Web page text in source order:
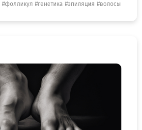
фолликул генетика эпиляция волосы